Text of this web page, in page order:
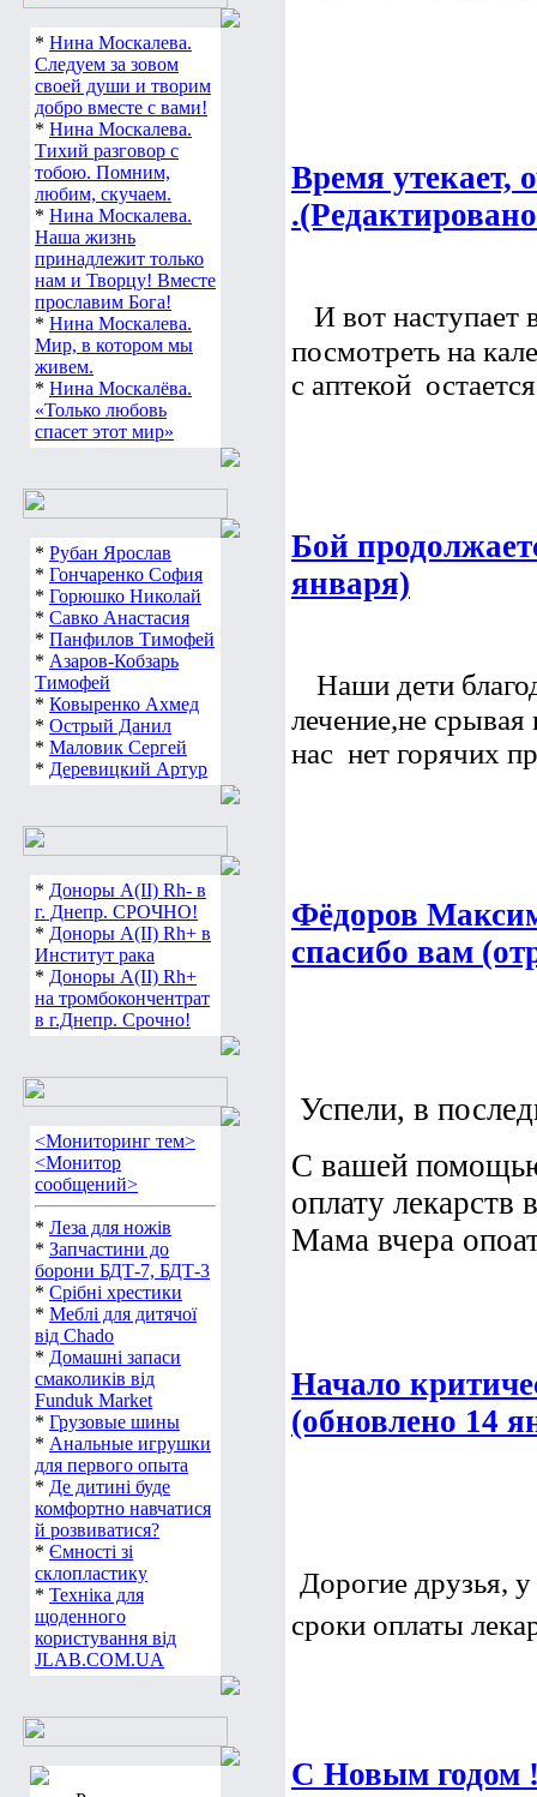
* Нина Москалева.
Следуем за зовом
своей души и творим
добро вместе с вами!
* Нина Москалева.
Тихий разговор с
тобою. Помним,
любим, скучаем.
* Нина Москалева.
Наша жизнь
принадлежит только
нам и Творцу! Вместе
прославим Бога!
* Нина Москалева.
Мир, в котором мы
живем.
* Нина Москалёва.
«Только любовь
спасет этот мир»
* Рубан Ярослав
* Гончаренко София
* Горюшко Николай
* Савко Анастасия
* Панфилов Тимофей
* Азаров-Кобзарь
Тимофей
* Ковыренко Ахмед
* Острый Данил
* Маловик Сергей
* Деревицкий Артур
* Доноры А(ІІ) Rh- в
г. Днепр. СРОЧНО!
* Доноры А(ІІ) Rh+ в
Институт рака
* Доноры А(ІІ) Rh+
на тромбокончентрат
в г.Днепр. Срочно!
<Мониторинг тем>
<Монитор
сообщений>
* Леза для ножів
* Запчастини до
борони БДТ-7, БДТ-3
* Срібні хрестики
* Меблі для дитячої
від Chado
* Домашні запаси
смаколиків від
Funduk Market
* Грузовые шины
* Анальные игрушки
для первого опыта
* Де дитині буде
комфортно навчатися
й розвиватися?
* Ємності зі
склопластику
* Техніка для
щоденного
користування від
JLAB.COM.UA
Время
И вот наступает
посмотреть на
с аптекой
Бой
января)
Наши дети
лечение,не срывая
нас  нет горячих
Фёдоров
спасибо вам
Успели, в
С вашей
оплату лекарств
Мама вчера
Начало
(обновлено 14
Дорогие друзья,
сроки оплаты
С Новым годом !